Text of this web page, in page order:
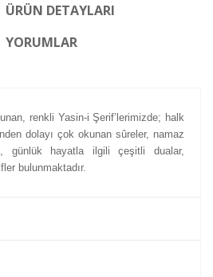
ÜRÜN DETAYLARI
YORUMLAR
renkli Yasin-i Şerif’lerimizde; halk
dolayı çok okunan sûreler, namaz
günlük hayatla ilgili çeşitli dualar,
bulunmaktadır.